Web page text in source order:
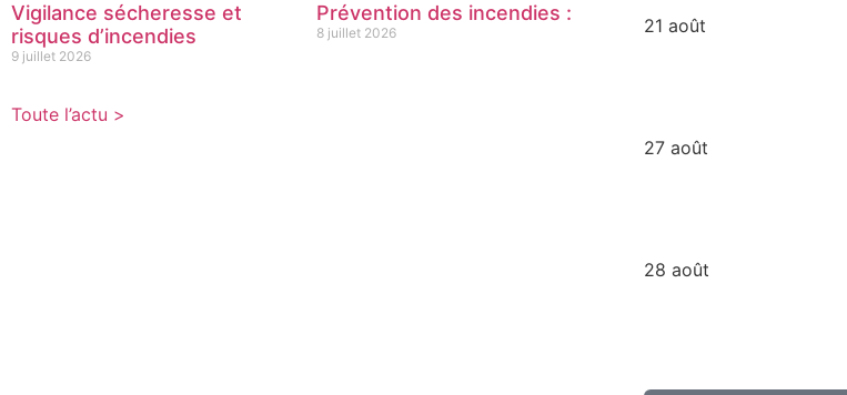
Vigilance sécheresse et
risques d’incendies
9 juillet 2026
Prévention des incendies :
8 juillet 2026
Toute l’actu >
21 août
27 août
28 août